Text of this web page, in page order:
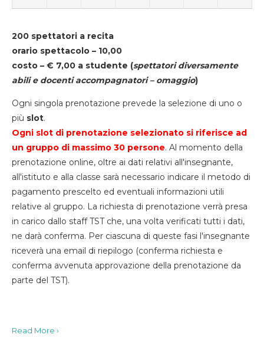
200 spettatori a recita
orario spettacolo – 10,00
costo – € 7,00 a studente (spettatori diversamente
abili e docenti accompagnatori – omaggio)
Ogni singola prenotazione prevede la selezione di uno o
più slot.
Ogni slot di prenotazione selezionato si riferisce ad
un gruppo di massimo 30 persone. Al momento della
prenotazione online, oltre ai dati relativi all'insegnante,
all'istituto e alla classe sarà necessario indicare il metodo di
pagamento prescelto ed eventuali informazioni utili
relative al gruppo. La richiesta di prenotazione verrà presa
in carico dallo staff TST che, una volta verificati tutti i dati,
ne darà conferma. Per ciascuna di queste fasi l'insegnante
riceverà una email di riepilogo (conferma richiesta e
conferma avvenuta approvazione della prenotazione da
parte del TST).
Read More ›